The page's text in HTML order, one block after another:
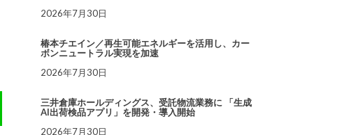
2026年7月30日
椿本チエイン／再生可能エネルギーを活用し、カー
ボンニュートラル実現を加速
2026年7月30日
三井倉庫ホールディングス、受託物流業務に 「生成
AI出荷検品アプリ」を開発・導入開始
2026年7月30日